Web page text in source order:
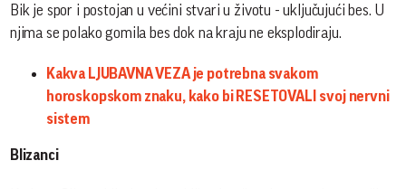
Bik je spor i postojan u većini stvari u životu - uključujući bes. U
njima se polako gomila bes dok na kraju ne eksplodiraju.
Kakva LJUBAVNA VEZA je potrebna svakom
horoskopskom znaku, kako bi RESETOVALI svoj nervni
sistem
Blizanci